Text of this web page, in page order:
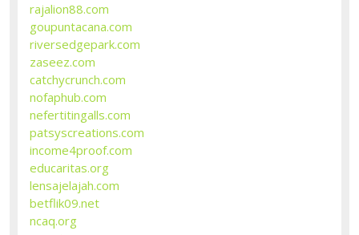
rajalion88.com
goupuntacana.com
riversedgepark.com
zaseez.com
catchycrunch.com
nofaphub.com
nefertitingalls.com
patsyscreations.com
income4proof.com
educaritas.org
lensajelajah.com
betflik09.net
ncaq.org